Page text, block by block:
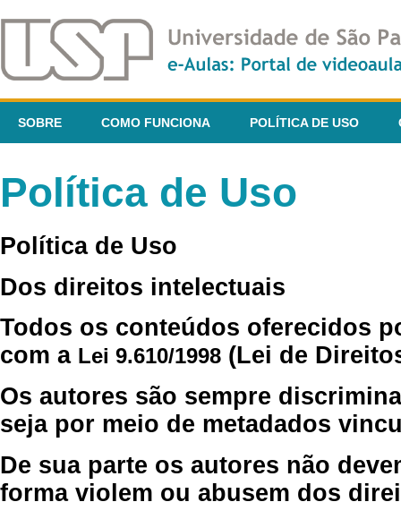
SOBRE COMO FUNCIONA POLÍTICA DE USO
Política de Uso
Política de Uso
Dos direitos intelectuais
Todos os conteúdos oferecidos
com a Lei 9.610/1998 (Lei de
Os autores são sempre
seja por meio de metadados
De sua parte os autores não
forma violem ou abusem dos